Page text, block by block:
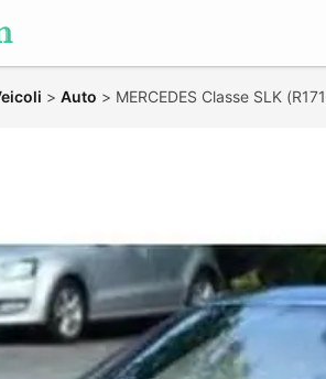
> Auto > MERCEDES Classe SLK